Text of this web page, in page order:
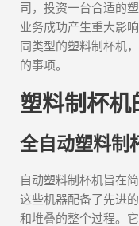
司，投资一台合适的
业务成功产生重大影
同类型的塑料制杯机
的事项。
塑料制杯机
全自动塑料制
自动塑料制杯机旨在
这些机器配备了先进
和堆叠的整个过程。